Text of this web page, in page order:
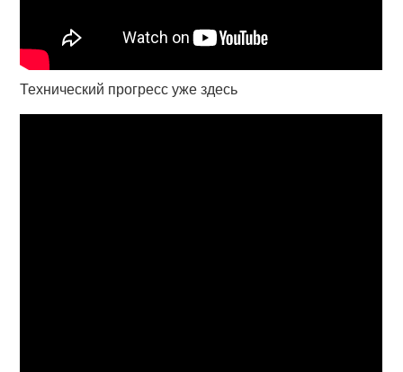
Технический прогресс уже здесь